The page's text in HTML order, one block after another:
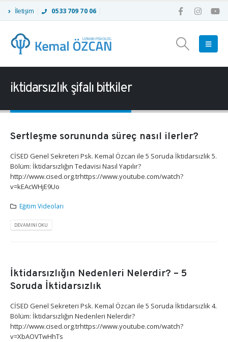
İletişim 0533 709 70 06
iktidarsızlık şifalı bitkiler
Sertleşme sorununda süreç nasıl ilerler?
CİSED Genel Sekreteri Psk. Kemal Özcan ile 5 Soruda İktidarsızlık 5.
Bölüm: İktidarsızlığın Tedavisi Nasıl Yapılır?
http://www.cised.org.trhttps://www.youtube.com/watch?
v=kEAcWHjE9Uo
Eğitim Videoları
DEVAMINI OKU
İktidarsızlığın Nedenleri Nelerdir? – 5
Soruda İktidarsızlık
CİSED Genel Sekreteri Psk. Kemal Özcan ile 5 Soruda İktidarsızlık 4.
Bölüm: İktidarsızlığın Nedenleri Nelerdir?
http://www.cised.org.trhttps://www.youtube.com/watch?
v=XbAOVTwHhTs